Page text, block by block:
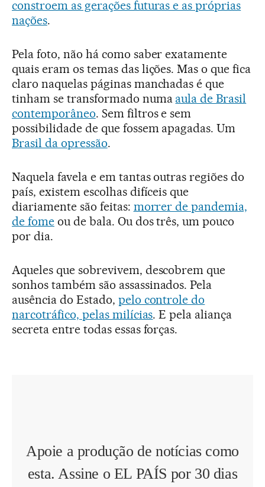
constroem as gerações futuras e as próprias
nações.
Pela foto, não há como saber exatamente
quais eram os temas das lições. Mas o que fica
claro naquelas páginas manchadas é que
tinham se transformado numa aula de Brasil
contemporâneo. Sem filtros e sem
possibilidade de que fossem apagadas. Um
Brasil da opressão.
Naquela favela e em tantas outras regiões do
país, existem escolhas difíceis que
diariamente são feitas: morrer de pandemia,
de fomeou de bala. Ou dos três, um pouco
por dia.
Aqueles que sobrevivem, descobrem que
sonhos também são assassinados. Pela
ausência do Estado, pelo controle do
narcotráfico, pelas milícias. E pela aliança
secreta entre todas essas forças.
Apoie a produção de notícias como
esta. Assine o EL PAÍS por 30 dias